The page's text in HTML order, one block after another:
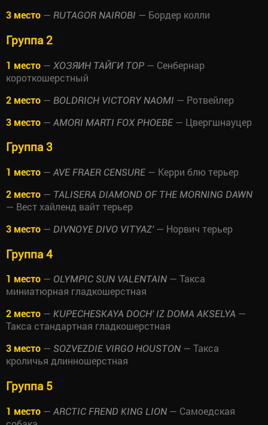
3 место — RUTAGOR NAIROBI — Бордер колли
Группа 2
1 место — ХОЗЯИН ТАЙГИ ТОР — Сенбернар
короткошерстный
2 место — BOLDRICH VICTORY NAOMI — Ротвейлер
3 место — AMORI MARTI FOX PHOEBE — Цвергшнауцер
Группа 3
1 место — AVE FRAER CENSURE — Керри блю терьер
2 место — TALISERA DIAMOND OF THE MORNING DAWN
— Вест хайленд вайт терьер
3 место — DIVNOYE DIVO VITYAZ'— Норвич терьер
Группа 4
1 место — OLYMPIC SUN VALENTAIN — Такса
миниатюрная гладкошерстная
2 место — KUPECHESKAYA DOCH' IZ DOMA AKSELYA —
Такса стандартная гладкошерстная
3 место — SOZVEZDIE VIRGO HOUSTON — Такса
кроличья длинношерстная
Группа 5
1 место — ARCTIC FREND KING LION — Самоедская